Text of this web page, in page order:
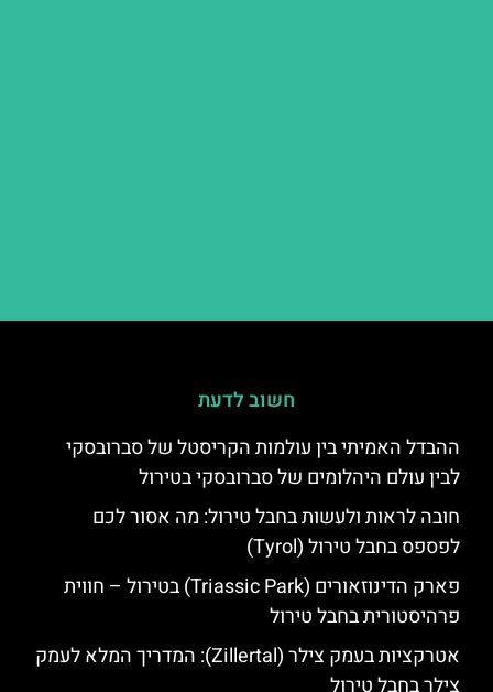
חשוב לדעת
ההבדל האמיתי בין עולמות הקריסטל של סברובסקי
לבין עולם היהלומים של סברובסקי בטירול
חובה לראות ולעשות בחבל טירול: מה אסור לכם
לפספס בחבל טירול (Tyrol)
פארק הדינוזאורים (Triassic Park) בטירול – חווית
פרהיסטורית בחבל טירול
אטרקציות בעמק צילר (Zillertal): המדריך המלא לעמק